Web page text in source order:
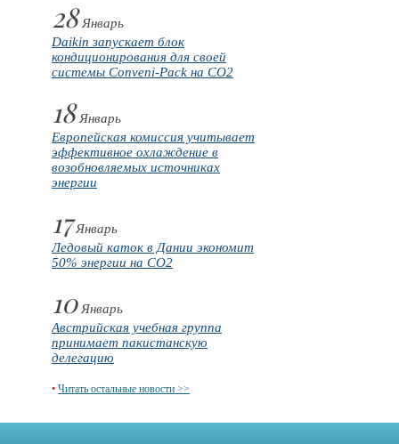
28Январь
Daikin запускает блок
кондиционирования для своей
системы Conveni-Pack на CO2
18Январь
Европейская комиссия учитывает
эффективное охлаждение в
возобновляемых источниках
энергии
17Январь
Ледовый каток в Дании экономит
50% энергии на CO2
10Январь
Австрийская учебная группа
принимает пакистанскую
делегацию
• Читать остальные новости >>